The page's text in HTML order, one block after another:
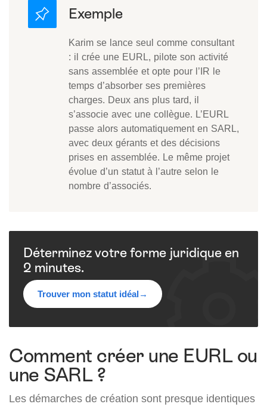
Karim se lance seul comme consultant
: il crée une EURL, pilote son activité
sans assemblée et opte pour l’IR le
temps d’absorber ses premières
charges. Deux ans plus tard, il
s’associe avec une collègue. L’EURL
passe alors automatiquement en SARL,
avec deux gérants et des décisions
prises en assemblée. Le même projet
évolue d’un statut à l’autre selon le
nombre d’associés.
Déterminez votre forme juridique en
2 minutes.
Trouver mon statut idéal→
Comment créer une EURL ou
une SARL ?
Les démarches de création sont presque identiques